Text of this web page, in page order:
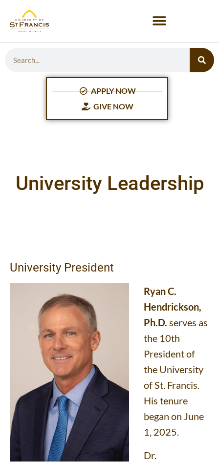
APPLY NOW
GIVE NOW
University Leadership
University President
Ryan C.
Hendrickson,
Ph.D. serves as
the 10th
President of
the University
of St. Francis.
His tenure
began on June
1, 2025.
Dr.